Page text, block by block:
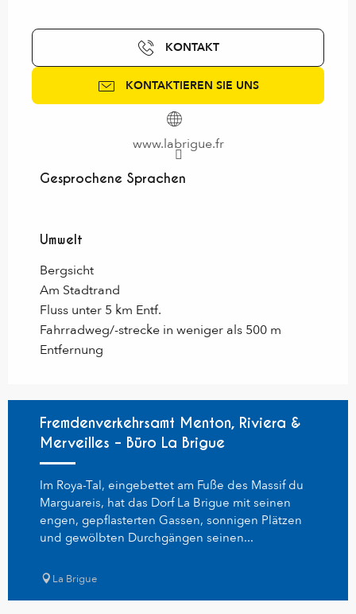
KONTAKT
KONTAKTIEREN SIE UNS
www.labrigue.fr
Gesprochene Sprachen
Gesprochene Sprachen
Umwelt
Umwelt
Bergsicht
Am Stadtrand
Fluss unter 5 km Entf.
Fahrradweg/-strecke in weniger als 500 m
Entfernung
Fremdenverkehrsamt Menton, Riviera &
Merveilles – Büro La Brigue
Im Roya-Tal, eingebettet am Fuße des Massif du
Marguareis, hat das Dorf La Brigue mit seinen
engen, gepflasterten Gassen, sonnigen Plätzen
und gewölbten Durchgängen seinen...
La Brigue